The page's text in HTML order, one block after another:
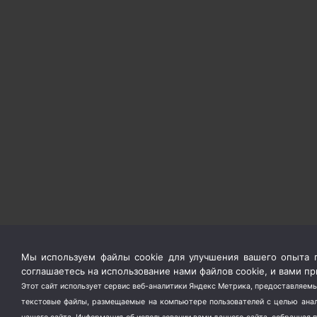
Мы используем файлы cookie для улучшения вашего опыта
соглашаетесь на использование нами файлов cookie, и вами
Этот сайт использует сервис веб-аналитики Яндекс Метрика,
текстовые файлы, размещаемые на компьютере пользователей с целью